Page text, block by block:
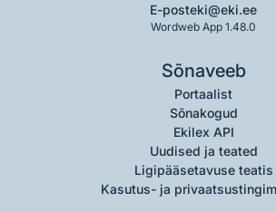
E-posteki@eki.ee
Wordweb App 1.48.0
Sõnaveeb
Portaalist
Sõnakogud
Ekilex API
Uudised ja teated
Ligipääsetavuse teatis
Kasutus- ja